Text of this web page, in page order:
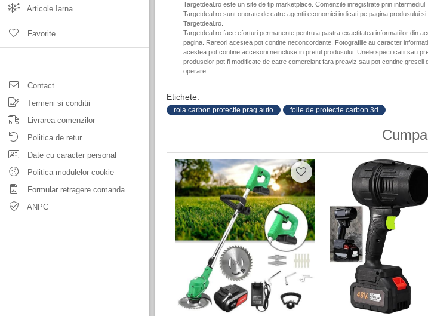
Articole Iarna
Favorite
Contact
Termeni si conditii
Livrarea comenzilor
Politica de retur
Date cu caracter personal
Politica modulelor cookie
Formular retragere comanda
ANPC
Targetdeal.ro este un site de tip marketplace. Comenzile inregistrate prin intermediul
Targetdeal.ro sunt onorate de catre agentii economici indicati pe pagina produsului si
Targetdeal.ro.
Targetdeal.ro face eforturi permanente pentru a pastra exactitatea informatiilor din
pagina. Rareori acestea pot contine neconcordante. Fotografiile au caracter
acestea pot contine accesorii neincluse in pretul produsului. Unele specificatii sau
produselor pot fi modificate de catre comerciant fara preaviz sau pot contine greseli
operare.
Etichete:
rola carbon protectie prag auto folie de protectie carbon 3d